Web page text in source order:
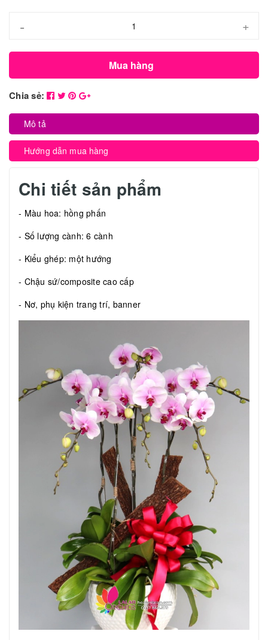
- +
Mua hàng
Chia sẻ:
Mô tả
Hướng dẫn mua hàng
Chi tiết sản phẩm
- Màu hoa: hồng phấn
- Số lượng cành: 6 cành
- Kiểu ghép: một hướng
- Chậu sứ/composite cao cấp
- Nơ, phụ kiện trang trí, banner